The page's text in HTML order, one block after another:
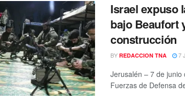
Israel expuso
bajo Beaufort
construcción
BY REDACCION TNA 7
Jerusalén – 7 de junio
Fuerzas de Defensa